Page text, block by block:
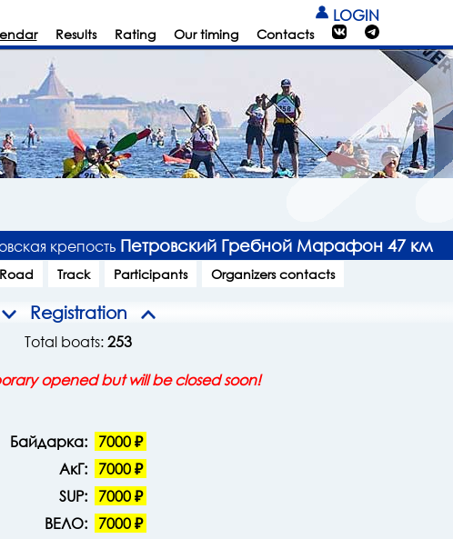
LOGIN
Results Rating Our timing Contacts
крепость Петровский Гребной Марафон 47 км
Road Track Participants Organizers contacts
Registration
Total boats:253
opened but will be closed soon!
Байдарка:
7000 ₽
АкГ:
7000 ₽
SUP:
7000 ₽
ВЕЛО:
7000 ₽